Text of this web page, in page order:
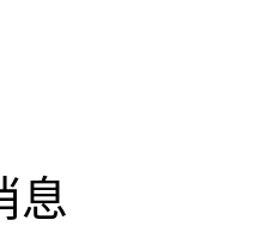
息